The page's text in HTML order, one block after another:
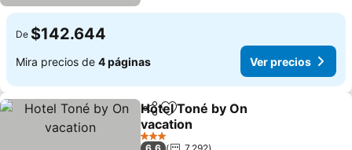
De $142.644
Mira precios de 4 páginas Ver precios
CompartirAgregar a favoritos
Hotel Toné by On
vacation
3 Estrellas